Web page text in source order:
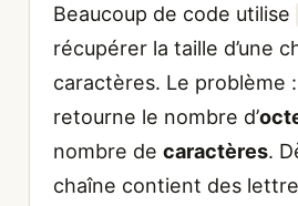
Beaucoup de code utilise
récupérer la taille d’une
caractères. Le problème :
retourne le nombre d’
nombre de caractères.
chaîne contient des